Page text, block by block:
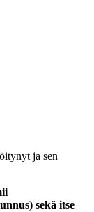
ja sen
sekä itse